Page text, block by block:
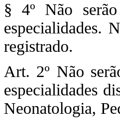
§ 4º Não
especialidades.
registrado.
Art. 2º Não
especialidades
Neonatologia,